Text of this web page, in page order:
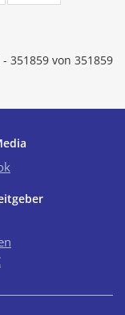
- 351859 von 351859